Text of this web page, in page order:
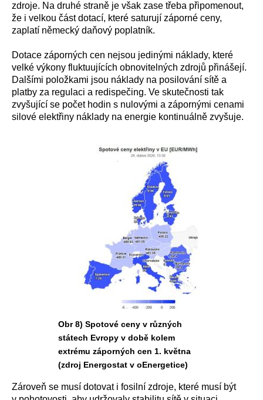
zdroje. Na druhé straně je však zase třeba připomenout,
že i velkou část dotací, které saturují záporné ceny,
zaplatí německý daňový poplatník.
Dotace záporných cen nejsou jedinými náklady, které
velké výkony fluktuujících obnovitelných zdrojů přinášejí.
Dalšími položkami jsou náklady na posilování sítě a
platby za regulaci a redispečing. Ve skutečnosti tak
zvyšující se počet hodin s nulovými a zápornými cenami
silové elektřiny náklady na energie kontinuálně zvyšuje.
Obr 8) Spotové ceny v různých
státech Evropy v době kolem
extrému záporných cen 1. května
(zdroj Energostat v oEnergetice)
Zároveň se musí dotovat i fosilní zdroje, které musí být